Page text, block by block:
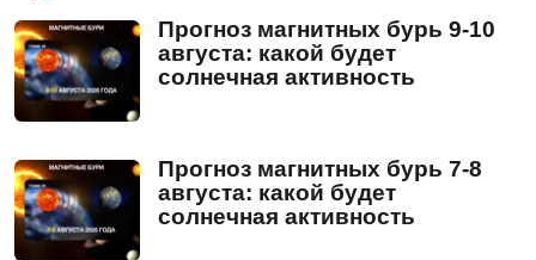
Прогноз магнитных бурь 9-10
августа: какой будет
солнечная активность
Прогноз магнитных бурь 7-8
августа: какой будет
солнечная активность